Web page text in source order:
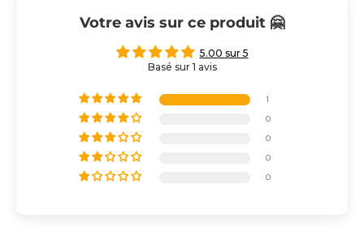
Votre avis sur ce produit 🤗
5.00 sur 5
Basé sur 1 avis
1
0
0
0
0